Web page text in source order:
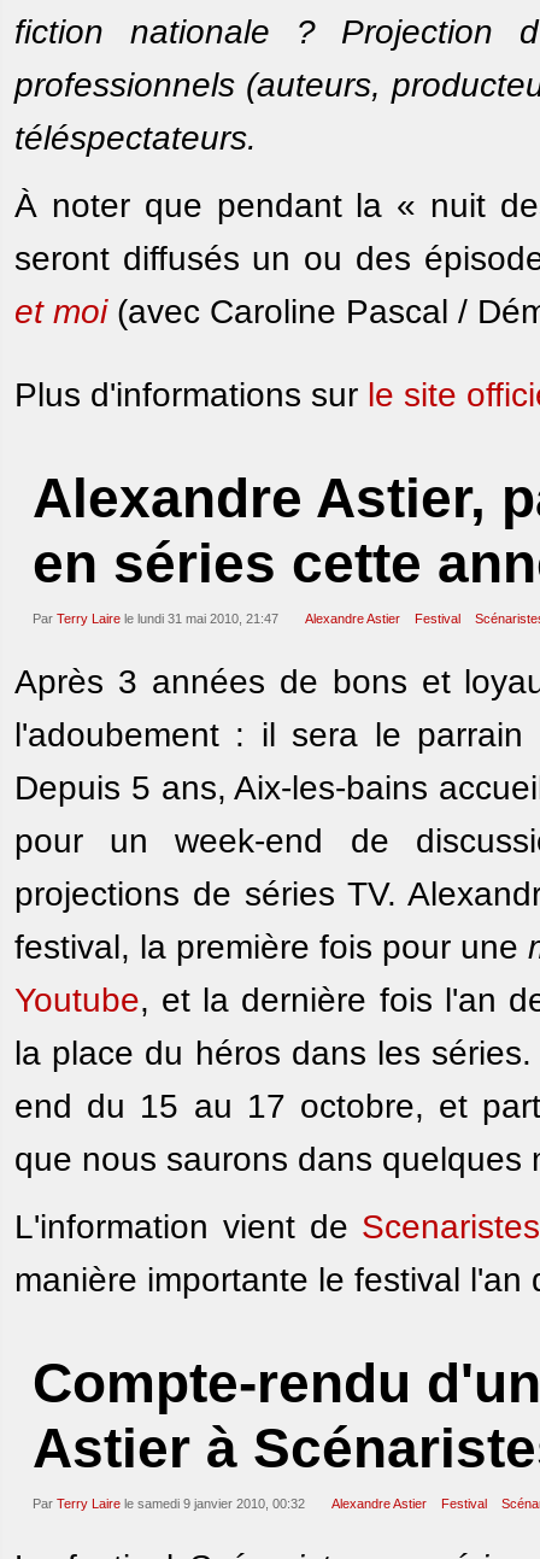
fiction nationale ? Projection
professionnels (auteurs,
téléspectateurs.
À noter que pendant la « nuit
seront diffusés un ou des
et moi(avec Caroline Pascal /
Plus d'informations sur le site
Alexandre Astier,
en séries cette
Par Terry Laire le lundi 31 mai 2010, 21:47 Alexandre Astier Festival
Après 3 années de bons et
l'adoubement : il sera le
Depuis 5 ans, Aix-les-bains
pour un week-end de
projections de séries TV.
festival, la première fois pour une
Youtube, et la dernière fois l'an
la place du héros dans les
end du 15 au 17 octobre, et
que nous saurons dans quelques
L'information vient de
manière importante le festival l'an
Compte-rendu
Astier à
Par Terry Laire le samedi 9 janvier 2010, 00:32 Alexandre Astier Festival